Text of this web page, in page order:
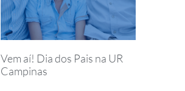
Vem aí! Dia dos Pais na UR
Campinas